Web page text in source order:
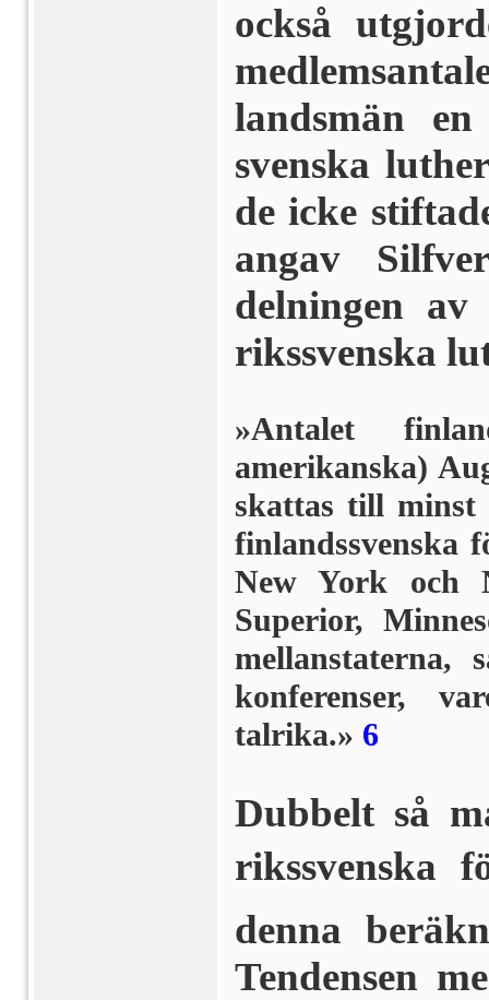
också
landsmän
svenska
de icke
angav
delningen
rikssvenska
»Antalet
amerikanska)
skattas till minst
finlandssvenska
New York och
Superior,
mellanstaterna,
konferenser,
talrika.» 6
Dubbelt så
rikssvenska
denna
Tendensen